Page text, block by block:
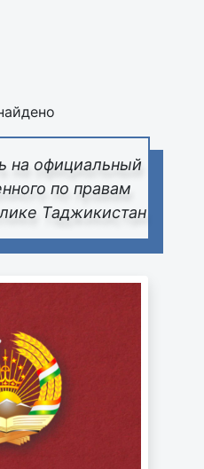
на официальный
по правам
Таджикистан